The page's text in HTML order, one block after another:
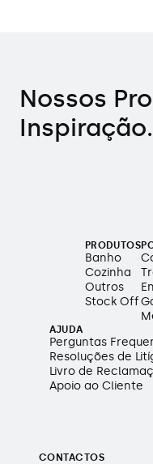
Nossos
Inspiração.
PRODUTOS
Banho
Cozinha
Outros
Stock Off
AJUDA
Perguntas
Resoluções de
Livro de
Apoio ao Cliente
CONTACTOS